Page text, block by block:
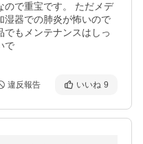
ので重宝です。 ただメデ
湿器での肺炎が怖いので
でもメンテナンスはしっ
で
違反報告 いいね 9